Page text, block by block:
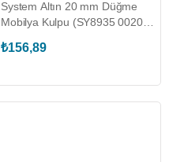
System Altın 20 mm Düğme
Mobilya Kulpu (SY8935 0020
₺156,89